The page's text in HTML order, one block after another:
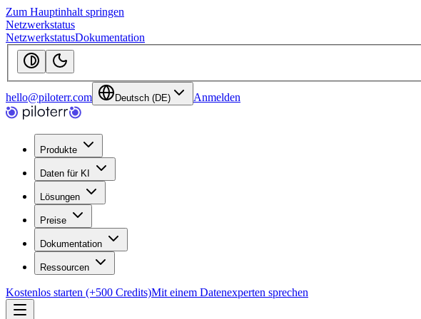
Zum Hauptinhalt springen
Netzwerkstatus
NetzwerkstatusDokumentation
hello@piloterr.com Deutsch (DE) Anmelden
Produkte
Daten für KI
Lösungen
Preise
Dokumentation
Ressourcen
Kostenlos starten (+500 Credits)Mit einem Datenexperten sprechen